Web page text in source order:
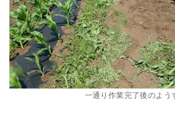
一通り作業完了後のよう